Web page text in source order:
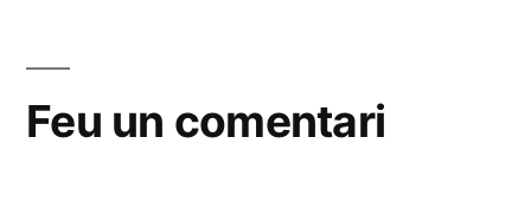
Feu un comentari